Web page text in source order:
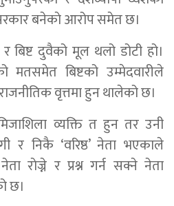
बनेकाे आरोप समेत छ।
दुवैको मूल थलो डोटी हो।
बिष्टको उम्मेदवारीले
वृत्तमा हुन थालेको छ।
व्यक्ति त हुन तर उनी
र निकै ‘वरिष्ठ’ नेता भएकाले
राेज्ने र प्रश्न गर्न सक्ने नेता
छ।